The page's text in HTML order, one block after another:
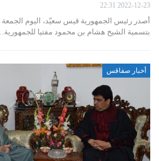
2022-12-23 22:31
بتسمية الشيخ هشام بن محمود مفتيا للجمهورية…
أخبار صفاقس